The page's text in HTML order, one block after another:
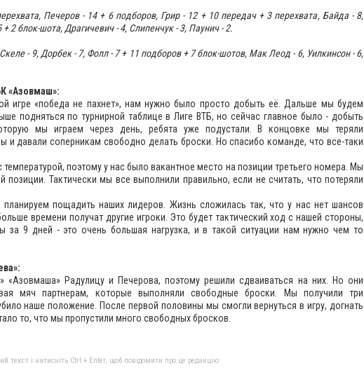
, Печеров - 14 +6 подборов, Грир - 12 +10 передач + 3 перехвата, Байда - 8,
+2 блок-шота, Драгичевич - 4, Слипенчук - 3, Паунич - 2.
- 9, Дорбек - 7, Фолл - 7 +11 подборов + 7 блок-шотов, Мак Леод - 6, Уилкинсон - 6,
«Азовмаш»:
игре «победа не пахнет», нам нужно было просто добыть её. Дальше мы будем
подняться по турнирной таблице в Лиге ВТБ, но сейчас главное было - добыть
мы играем через день, ребята уже подустали. В концовке мы теряли
и давали соперникам свободно делать броски. Но спасибо команде, что все-таки
поэтому у нас было вакантное место на позиции третьего номера. Мы
позиции. Тактически мы все выполнили правильно, если не считать, что потеряли
пощадить наших лидеров. Жизнь сложилась так, что у нас нет шансов
времени получат другие игроки. Это будет тактический ход с нашей стороны,
за 9 дней - это очень большая нагрузка, и в такой ситуации нам нужно чем то
«Азовмаша» Радулицу и Печерова, поэтому решили сдваиваться на них. Но они
мяч партнерам, которые выполняли свободные броски. Мы получили три
наше положение. После первой половины мы смогли вернуться в игру, догнать
то, что мы пропустили много свободных бросков.
текст і натисніть Ctrl + Enter, щоб повідомити про це редакцію